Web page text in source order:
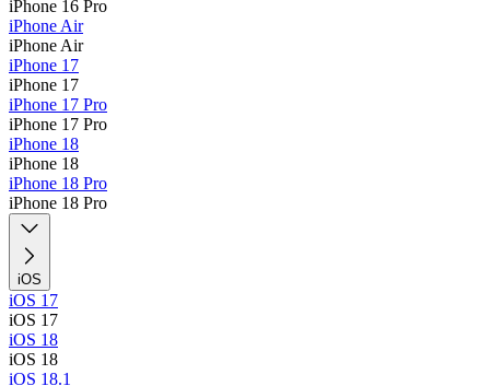
iPhone 16 Pro
iPhone Air
iPhone Air
iPhone 17
iPhone 17
iPhone 17 Pro
iPhone 17 Pro
iPhone 18
iPhone 18
iPhone 18 Pro
iPhone 18 Pro
iOS
iOS 17
iOS 17
iOS 18
iOS 18
iOS 18.1